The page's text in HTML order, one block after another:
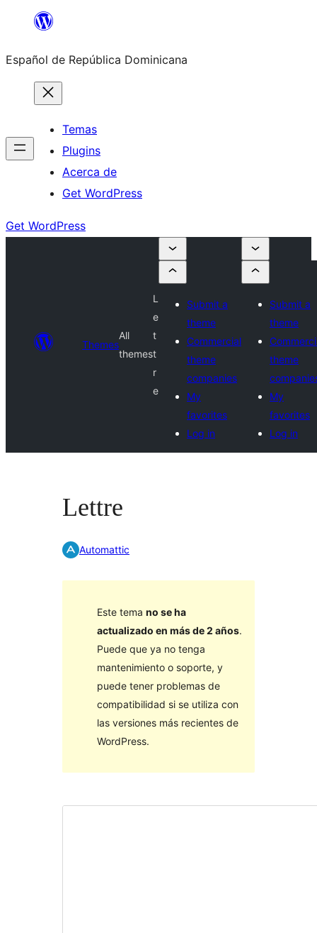
Saltar
contenido
Español de República Dominicana
Temas
Plugins
Acerca de
Get WordPress
Get WordPress
Themes
All
themes
L
e
t
t
r
e
Submit a
theme
Commercial
theme
companies
My
favorites
Log in
Submit a
theme
theme
My
favorites
Log in
Lettre
Automattic
Este tema no se ha
actualizado en más de 2 años.
Puede que ya no tenga
mantenimiento o soporte, y
puede tener problemas de
compatibilidad si se utiliza con
las versiones más recientes de
WordPress.